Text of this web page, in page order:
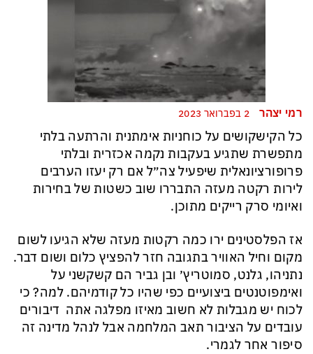
רמי יצהר
כל הקישקושים על כוחניות אימתנית והרתעה בלתי
מתפשרת שתגיע בעקבות נקמה אכזרית ובלתי
פרופורציונאלית שיפעיל צה״ל אם רק יעזו הערבים
לירות רקטה מעזה התבררו שוב כשטות של בחירות
ואיומי סרק רייקים מתוכן.
אז הפלסטינים ירו כמה רקטות מעזה שלא הגיעו לשום
מקום וחיל האוויר בתגובה חזר להפציץ כלום ושום דבר.
נתניהו, גלנט, סמוטריץ׳ ובן גביר הם קשקשני על
ואימפוטנטים ביצועיים כפי שהיו כל קודמיהם. למה? כי
לכוח יש מגבלות לא חשוב מאיזו מפלגה אתה דיבורים
עובדים על הציבור תאב המלחמה אבל לנהל מדינה זה
סיפור אחר לגמרי.